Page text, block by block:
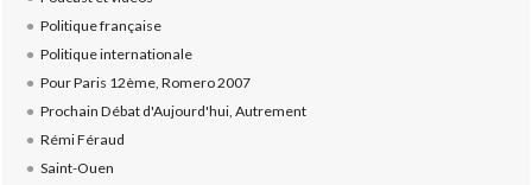
Politique française
Politique internationale
Pour Paris 12ème, Romero 2007
Prochain Débat d'Aujourd'hui, Autrement
Rémi Féraud
Saint-Ouen